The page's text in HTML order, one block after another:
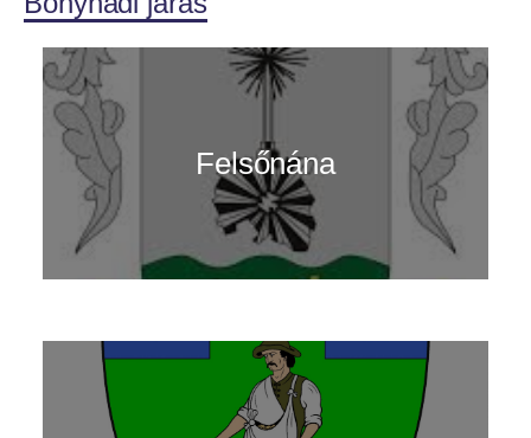
Felsőnána